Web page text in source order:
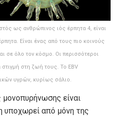
ως ανθρώπινος ιός έρπητα 4, είναι
Είναι ένας από τους πιο κοινούς
σε όλο τον κόσμο. Οι περισσότεροι
στιγμή στη ζωή τους. Το EBV
υγρών, κυρίως σάλιο.
είναι
υποχωρεί από μόνη της